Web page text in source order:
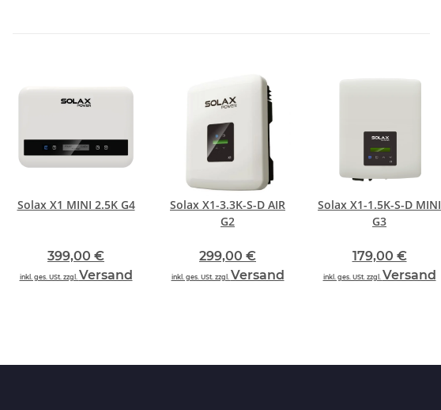
Solax X1 MINI 2.5K G4
399,00 €
inkl. ges. USt. zzgl. Versand
Solax X1-3.3K-S-D AIR
G2
299,00 €
inkl. ges. USt. zzgl. Versand
Solax X1-1.5K-S-D MINI
G3
179,00 €
inkl. ges. USt. zzgl. Versand